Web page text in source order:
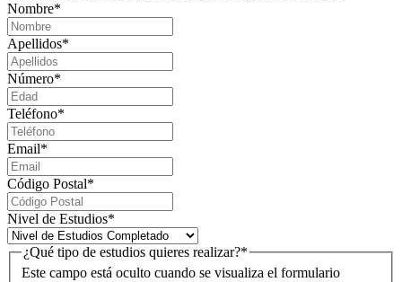
Nombre*
Apellidos*
Número*
Teléfono*
Email*
Código Postal*
Nivel de Estudios*
Este campo está oculto cuando se visualiza el formulario
¿Qué tipo de estudios quieres realizar?*